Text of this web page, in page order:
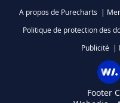
A propos de Purecharts |
Politique de protection des
Publicité |
Footer